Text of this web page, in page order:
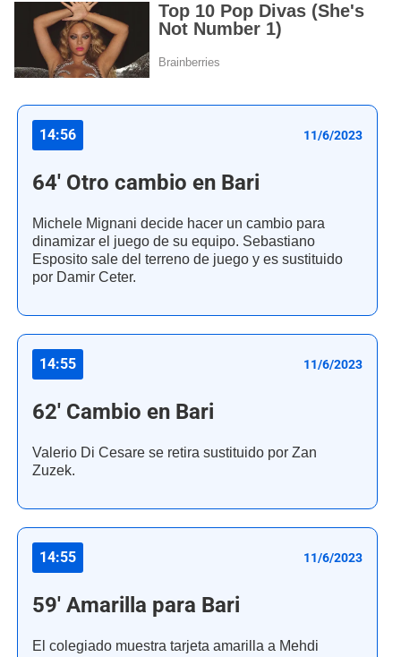
14:56 11/6/2023
64' Otro cambio en Bari
Michele Mignani decide hacer un cambio para
dinamizar el juego de su equipo. Sebastiano
Esposito sale del terreno de juego y es sustituido
por Damir Ceter.
14:55 11/6/2023
62' Cambio en Bari
Valerio Di Cesare se retira sustituido por Zan
Zuzek.
14:55 11/6/2023
59' Amarilla para Bari
El colegiado muestra tarjeta amarilla a Mehdi